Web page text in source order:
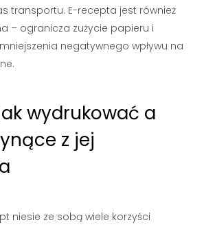
transportu. E-recepta jest również
– ogranicza zużycie papieru i
negatywnego wpływu na
wydrukować a
z jej
niesie ze sobą wiele korzyści